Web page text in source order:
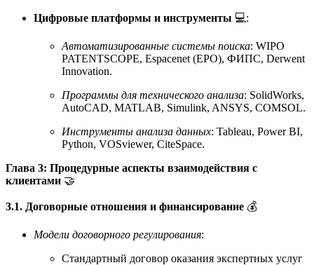
Цифровые платформы и инструменты 💻:
Автоматизированные системы поиска: WIPO
PATENTSCOPE, Espacenet (EPO), ФИПС, Derwent
Innovation.
Программы для технического анализа: SolidWorks,
AutoCAD, MATLAB, Simulink, ANSYS, COMSOL.
Инструменты анализа данных: Tableau, Power BI,
Python, VOSviewer, CiteSpace.
Глава 3: Процедурные аспекты взаимодействия с
клиентами 🤝
3.1. Договорные отношения и финансирование 💰
Модели договорного регулирования:
Стандартный договор оказания экспертных услуг